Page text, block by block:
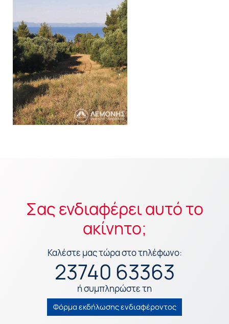
Σας ενδιαφέρει αυτό το
ακίνητο;
Καλέστε μας τώρα στο τηλέφωνο:
23740 63363
ή συμπληρώστε τη
Φόρμα εκδήλωσης ενδιαφέροντος